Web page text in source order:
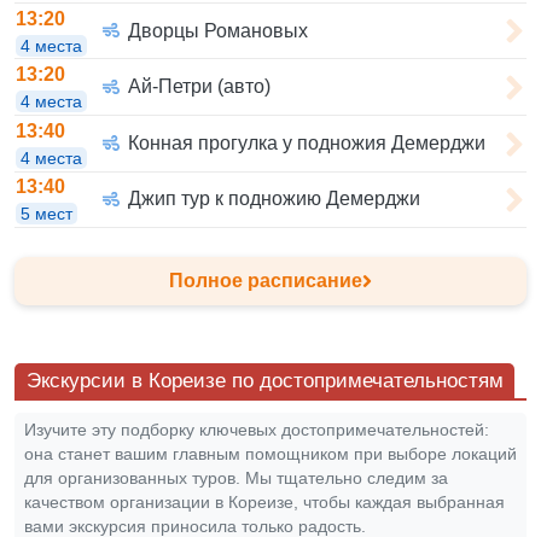
13:20
4 места
Дворцы Романовых
13:20
4 места
Ай-Петри (авто)
13:40
4 места
Конная прогулка у подножия Демерджи
13:40
5 мест
Джип тур к подножию Демерджи
Полное расписание
Экскурсии в Кореизе по достопримечательностям
Изучите эту подборку ключевых достопримечательностей:
она станет вашим главным помощником при выборе локаций
для организованных туров. Мы тщательно следим за
качеством организации в Кореизе, чтобы каждая выбранная
вами экскурсия приносила только радость.